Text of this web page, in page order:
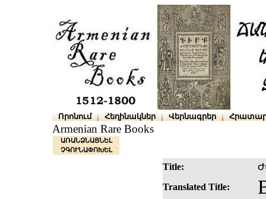
Որոնում Հեղինակներ Վերնագրեր
Armenian Rare Books
ԱՌԱՆՁՆԱՑՆԵԼ
ՉԳՈՒՆԱՓՈԽԵԼ
Title:
Translated Title: